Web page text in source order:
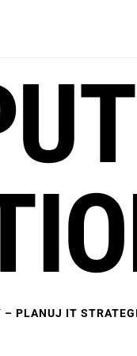
– PLANUJ IT